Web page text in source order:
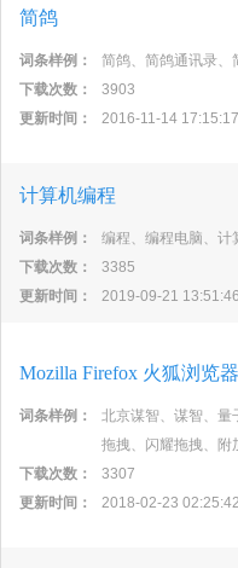
简鸽
词条样例：
简鸽、简鸽通讯录、
下载次数：
3903
更新时间：
2016-11-14 17:15:17
计算机编程
词条样例：
编程、编程电脑、计
下载次数：
3385
更新时间：
2019-09-21 13:51:46
Mozilla Firefox 火狐浏览器
词条样例：
北京谋智、谋智、量
拖拽、闪耀拖拽、附
下载次数：
3307
更新时间：
2018-02-23 02:25:42